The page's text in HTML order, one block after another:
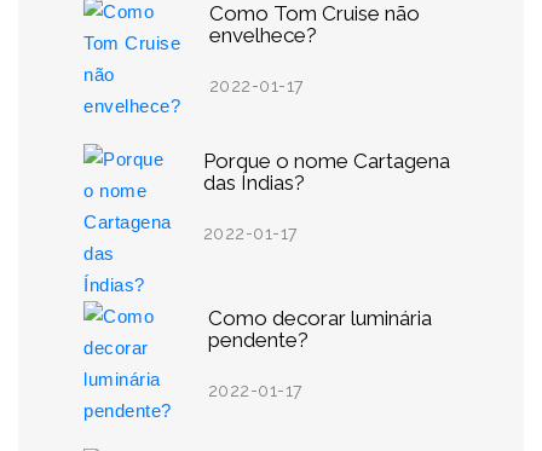
Como Tom Cruise não
envelhece?
2022-01-17
Porque o nome Cartagena
das Índias?
2022-01-17
Como decorar luminária
pendente?
2022-01-17